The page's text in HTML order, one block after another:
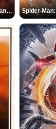
Ant-Man y la Avispa: Quantumanía Tráiler (2)